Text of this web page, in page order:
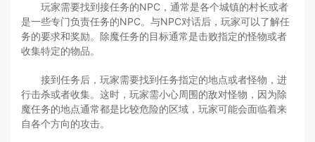
玩家需要找到接任务的NPC，通常是各个城镇的村长或者
是一些专门负责任务的NPC。与NPC对话后，玩家可以了解任
务的要求和奖励。除魔任务的目标通常是击败指定的怪物或者
收集特定的物品。
接到任务后，玩家需要找到任务指定的地点或者怪物，进
行击杀或者收集。这时，玩家需小心周围的敌对怪物，因为除
魔任务的地点通常都是比较危险的区域，玩家可能会面临着来
自各个方向的攻击。